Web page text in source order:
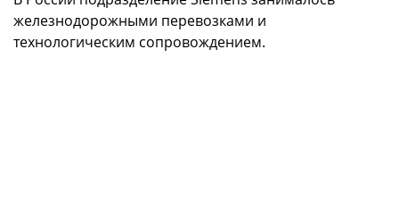
железнодорожными перевозками и
технологическим сопровождением.